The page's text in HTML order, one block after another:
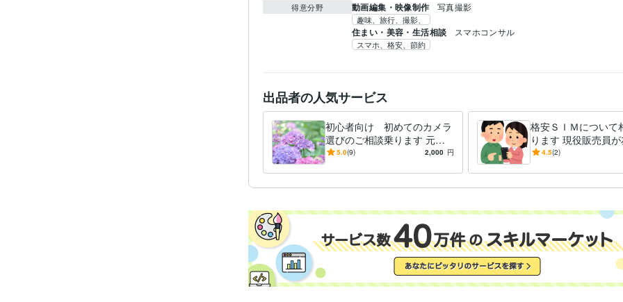
得意分野 動画編集・映像制作 写真撮影
趣味、旅行、撮影、
住まい・美容・生活相談 スマホコンサル
スマホ、格安、節約
出品者の人気サービス
初心者向け 初めてのカメラ
選びのご相談乗ります 元カ
メラ販売員がユーザー目線で
5.0(9) 2,000 円
格安ＳＩＭについて
ります 現役販売員
線でお答え致します。
4.5(2)